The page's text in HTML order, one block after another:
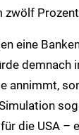
zwölf
eine
annimmt,
die USA –